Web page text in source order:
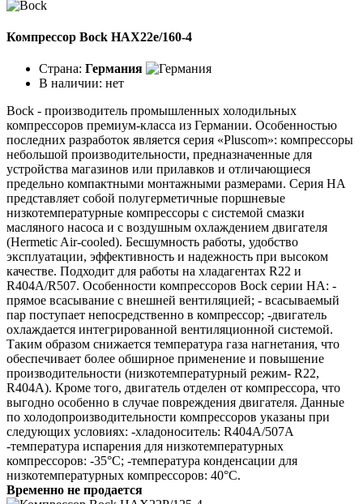
Компрессор Bock HAX22e/160-4
Страна: Германия
В наличии: нет
Bock - производитель промышленных холодильных
компрессоров премиум-класса из Германии. Особенностью
последних разработок является серия «Pluscom»: компрессоры
небольшой производительности, предназначенные для
устройства магазинов или прилавков и отличающиеся
предельно компактными монтажными размерами. Серия HA
представляет собой полугерметичные поршневые
низкотемпературные компрессоры с системой смазки
масляного насоса и с воздушным охлаждением двигателя
(Hermetic Air-cooled). Бесшумность работы, удобство
эксплуатации, эффективность и надежность при высоком
качестве. Подходит для работы на хладагентах R22 и
R404A/R507. Особенности компрессоров Bock серии НА: -
прямое всасывание с внешней вентиляцией; - всасываемый
пар поступает непосредственно в компрессор; -двигатель
охлаждается интегрированной вентиляционной системой.
Таким образом снижается температура газа нагнетания, что
обеспечивает более обширное применение и повышение
производительности (низкотемпературный режим- R22,
R404A). Кроме того, двигатель отделен от компрессора, что
выгодно особенно в случае повреждения двигателя. Данные
по холодопроизводительности компрессоров указаны при
следующих условиях: -хладоноситель: R404A/507A
-температура испарения для низкотемпературных
компрессоров: -35°C; -температура конденсации для
низкотемпературных компрессоров: 40°C.
Временно не продается